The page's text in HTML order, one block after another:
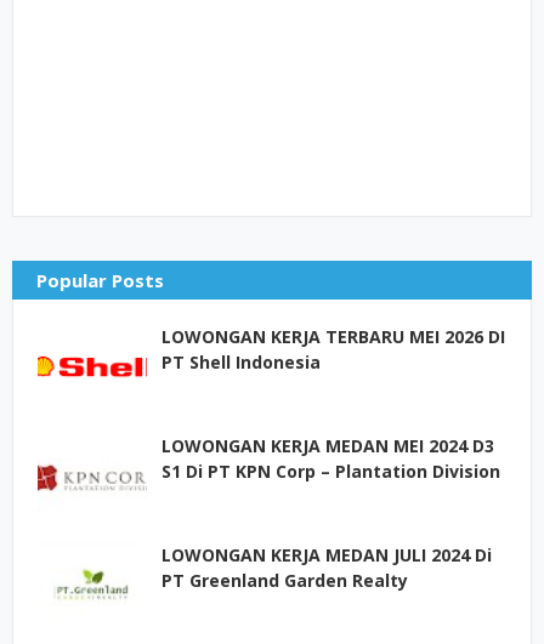
Popular Posts
LOWONGAN KERJA TERBARU MEI 2026 DI
PT Shell Indonesia
LOWONGAN KERJA MEDAN MEI 2024 D3
S1 Di PT KPN Corp – Plantation Division
LOWONGAN KERJA MEDAN JULI 2024 Di
PT Greenland Garden Realty